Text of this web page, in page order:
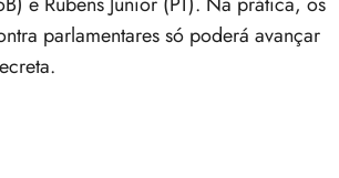
parlamentares só poderá avançar